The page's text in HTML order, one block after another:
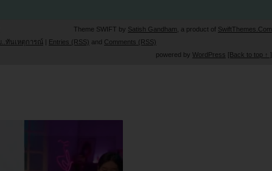
Theme SWIFT by Satish Gandham, a product of SwiftThemes.Com
..ทันเหตุการณ์ Entries (RSS) and Comments (RSS)
powered by WordPress [Back to top ↑ ]